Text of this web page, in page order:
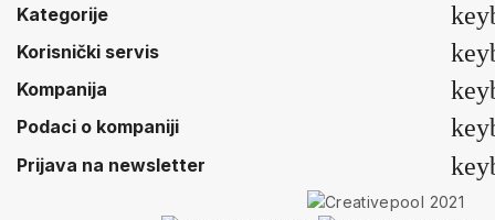
Kategorije
Korisnički servis
Kompanija
Podaci o kompaniji
Prijava na newsletter